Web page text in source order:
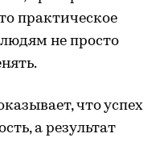
практическое
не просто
что успех
а результат